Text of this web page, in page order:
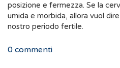
posizione e fermezza. Se la
umida e morbida, allora vuol
nostro periodo fertile.
0 commenti